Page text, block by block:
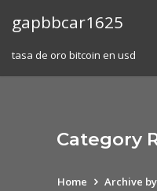
gapbbcar1625
tasa de oro bitcoin en usd
Category
Home Archive